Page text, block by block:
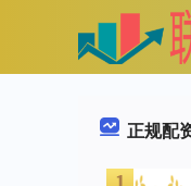
正规配